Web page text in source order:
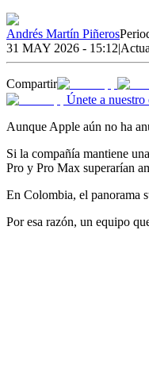
Andrés Martín Piñeros
31 MAY 2026 - 15:12|
Compartir
Únete a nuestro
Aunque Apple aún no ha
Si la compañía mantiene
Pro y Pro Max superarían
En Colombia, el panorama
Por esa razón, un equipo